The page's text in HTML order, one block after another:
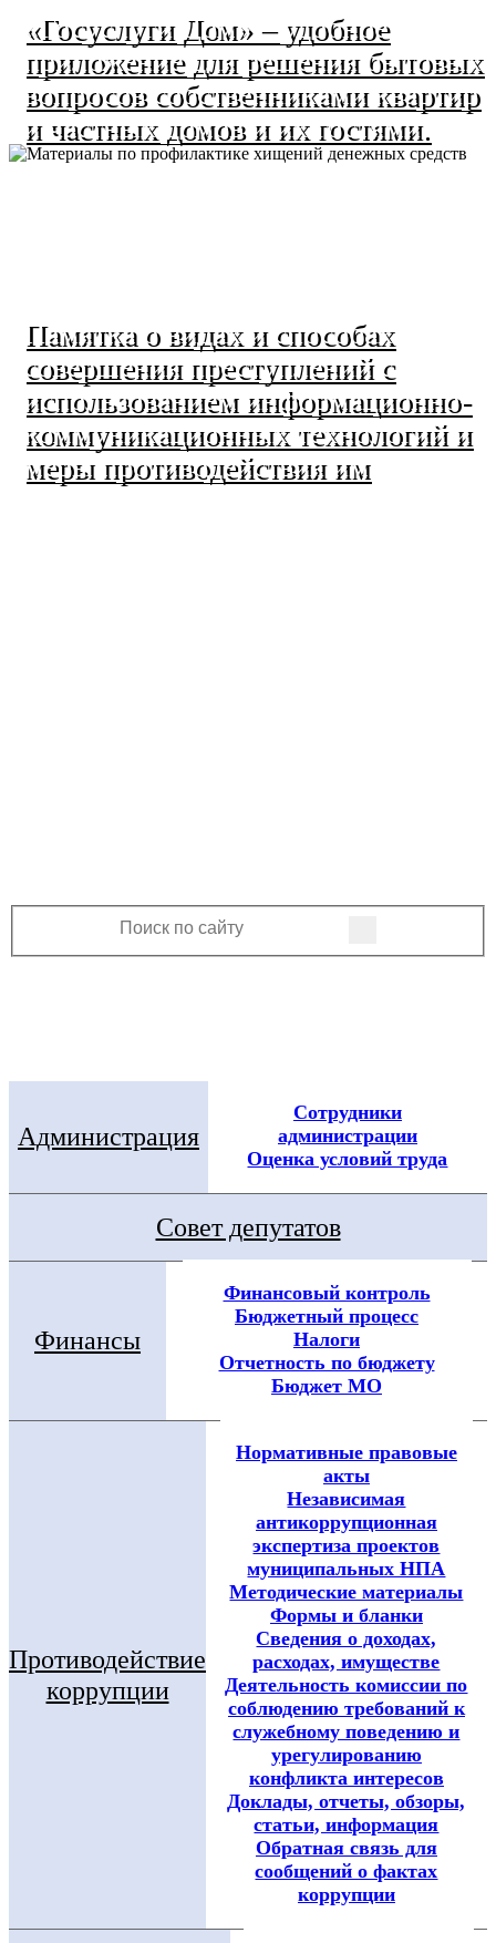
«Госуслуги Дом» – удобное
приложение для решения бытовых
вопросов собственниками квартир
и частных домов и их гостями.
Памятка о видах и способах
совершения преступлений с
использованием информационно-
коммуникационных технологий и
меры противодействия им
Администрация
Сотрудники
администрации
Оценка условий труда
Совет депутатов
Финансы
Финансовый контроль
Бюджетный процесс
Налоги
Отчетность по бюджету
Бюджет МО
Противодействие
коррупции
Нормативные правовые
акты
Независимая
антикоррупционная
экспертиза проектов
муниципальных НПА
Методические материалы
Формы и бланки
Сведения о доходах,
расходах, имуществе
Деятельность комиссии по
соблюдению требований к
служебному поведению и
урегулированию
конфликта интересов
Доклады, отчеты, обзоры,
статьи, информация
Обратная связь для
сообщений о фактах
коррупции